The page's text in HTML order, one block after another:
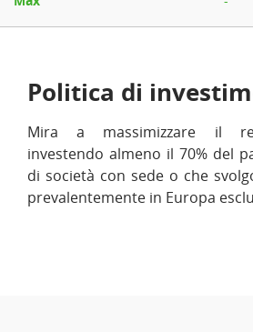
Politica di
Mira a massimizzare il
investendo almeno il 70% del
di società con sede o che
prevalentemente in Europa